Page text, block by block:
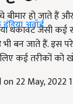
अवॉर्ड
बीमार हो जाते हैं
या थकावट जैसी कई
बन जाते हैं. इस
कई तरीकों को
22 May, 2022